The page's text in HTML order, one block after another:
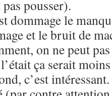
pousser).
dommage le
et le bruit de
on ne peut
ça serait
c’est